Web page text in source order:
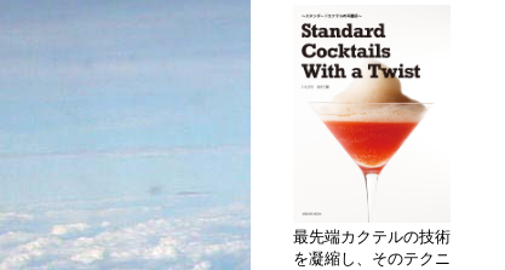
最先端カクテルの技術
を凝縮し、そのテクニ